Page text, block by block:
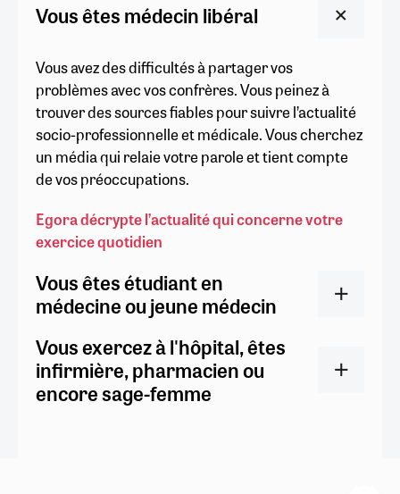
Vous êtes médecin libéral
Vous avez des difficultés à partager vos
problèmes avec vos confrères. Vous peinez à
trouver des sources fiables pour suivre l’actualité
socio-professionnelle et médicale. Vous cherchez
un média qui relaie votre parole et tient compte
de vos préoccupations.
Egora décrypte l’actualité qui concerne votre
exercice quotidien
Vous êtes étudiant en
médecine ou jeune médecin
Vous exercez à l'hôpital, êtes
infirmière, pharmacien ou
encore sage-femme